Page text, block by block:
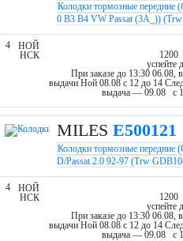
Колодки тормозные передние
0 B3 B4 VW Passat (3A_))
4
НОЙ
НСК
1200
успейте
При заказе до 13:30 06.08,
выдачи Ной 08.08 c 12 до 14
выдача — 09.08 c
MILES E500121
Колодки тормозные передние
D/Passat 2.0 92-97 (Trw
4
НОЙ
НСК
1200
успейте
При заказе до 13:30 06.08,
выдачи Ной 08.08 c 12 до 14
выдача — 09.08 c